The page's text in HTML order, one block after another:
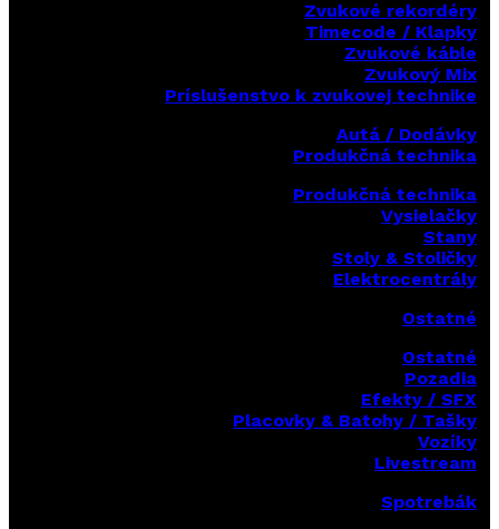
Zvukové rekordéry
Timecode / Klapky
Zvukové káble
Zvukový Mix
Príslušenstvo k zvukovej technike
Autá / Dodávky
Produkčná technika
Produkčná technika
Vysielačky
Stany
Stoly & Stoličky
Elektrocentrály
Ostatné
Ostatné
Pozadia
Efekty / SFX
Placovky & Batohy / Tašky
Vozíky
Livestream
Spotrebák